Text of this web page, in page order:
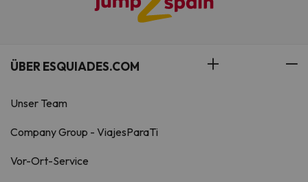
ÜBER ESQUIADES.COM
Unser Team
Company Group - ViajesParaTi
Vor-Ort-Service